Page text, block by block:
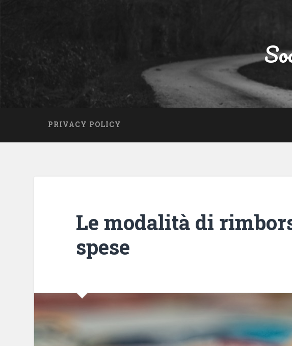
PRIVACY POLICY
Le modalità di
spese